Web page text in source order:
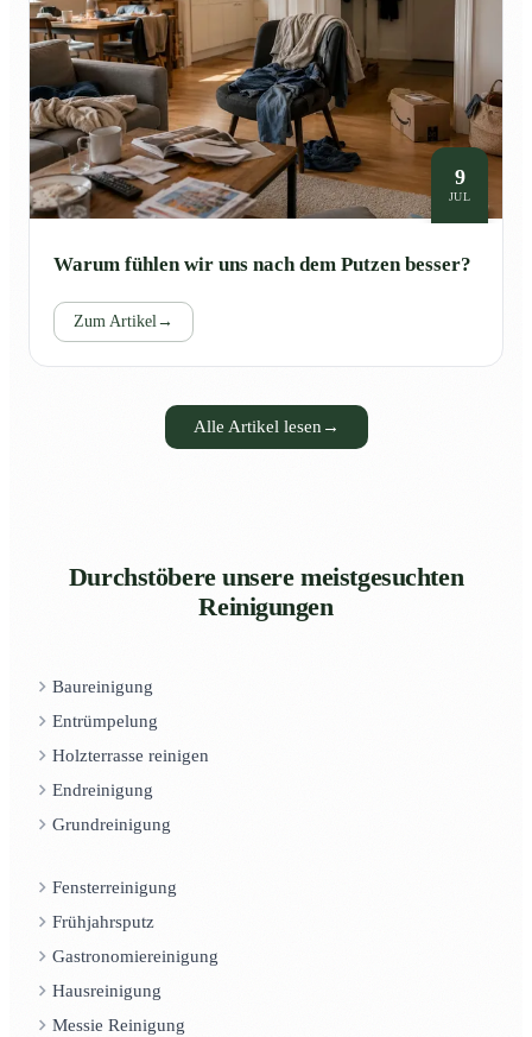
9
JUL
Warum fühlen wir uns nach dem Putzen besser?
Zum Artikel →
Alle Artikel lesen →
Durchstöbere unsere meistgesuchten
Reinigungen
Baureinigung
Entrümpelung
Holzterrasse reinigen
Endreinigung
Grundreinigung
Fensterreinigung
Frühjahrsputz
Gastronomiereinigung
Hausreinigung
Messie Reinigung